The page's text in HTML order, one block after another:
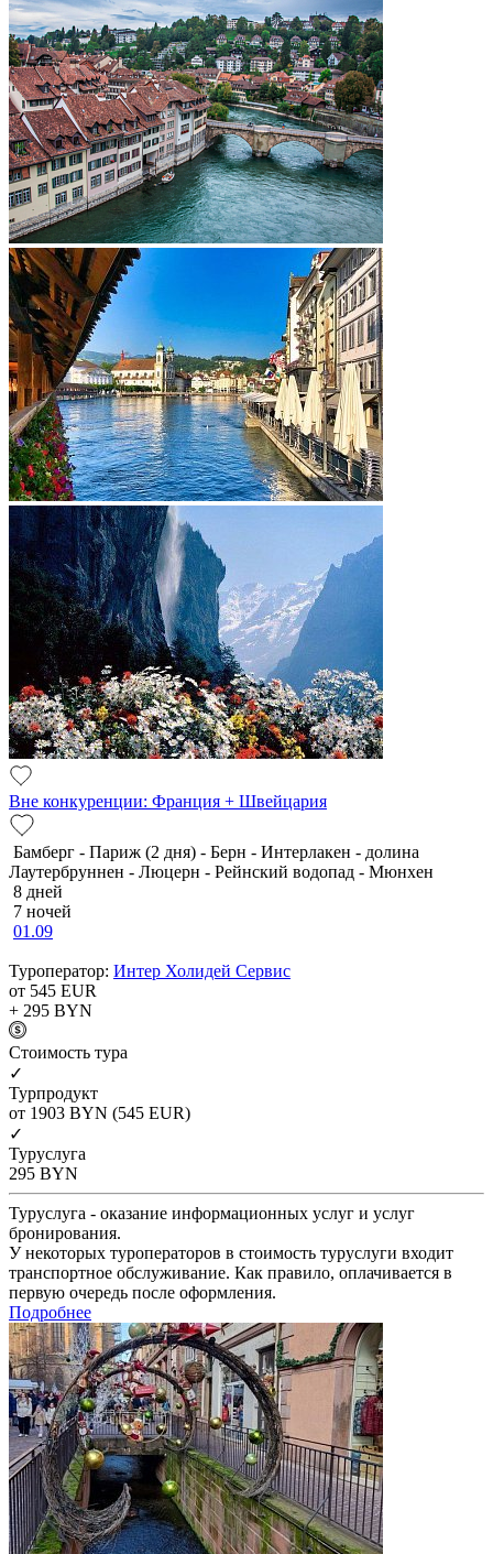
Вне конкуренции: Франция + Швейцария
Бамберг - Париж (2 дня) - Берн - Интерлакен - долина
Лаутербруннен - Люцерн - Рейнский водопад - Мюнхен
8 дней
7 ночей
01.09
Туроператор: Интер Холидей Сервис
от 545 EUR
+ 295 BYN
Cтоимость тура
✓
Турпродукт
от 1903 BYN (545 EUR)
✓
Туруслуга
295 BYN
Туруслуга - оказание информационных услуг и услуг
бронирования.
У некоторых туроператоров в стоимость туруслуги входит
транспортное обслуживание. Как правило, оплачивается в
первую очередь после оформления.
Подробнее